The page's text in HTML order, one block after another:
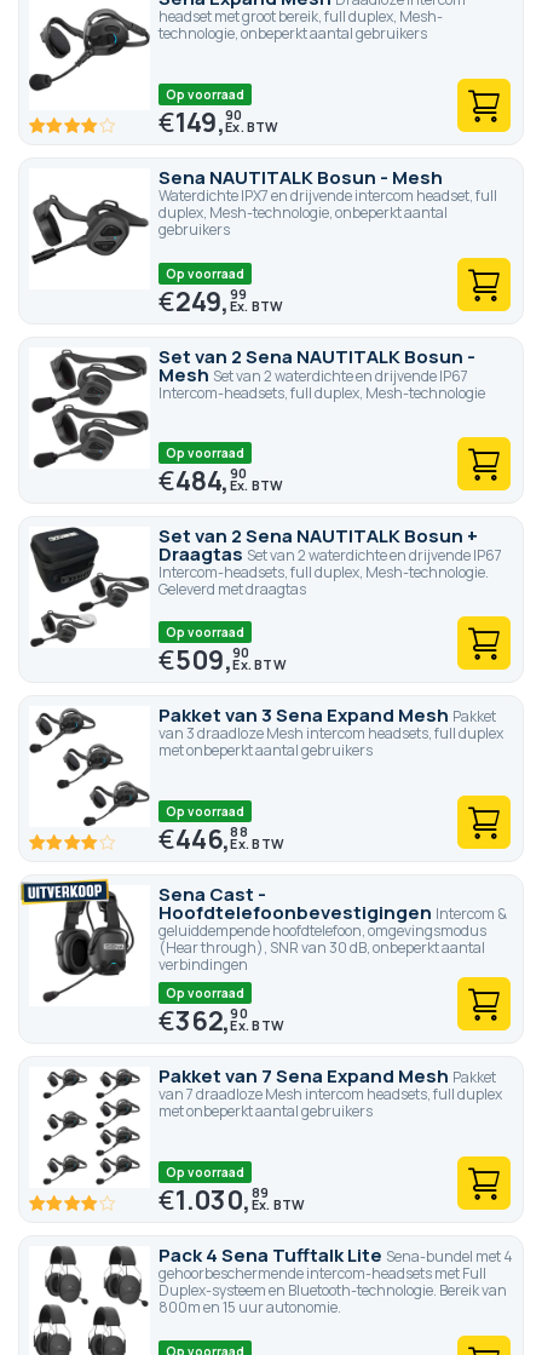
headset met groot bereik, full duplex, Mesh-
technologie, onbeperkt aantal gebruikers
80 100
Op voorraad
€149,90
Sena NAUTITALK Bosun - Mesh
Waterdichte IPX7 en drijvende intercom headset, full
duplex, Mesh-technologie, onbeperkt aantal
gebruikers
Op voorraad
€249,99
Set van 2 Sena NAUTITALK Bosun -
Mesh Set van 2 waterdichte en drijvende IP67
Intercom-headsets, full duplex, Mesh-technologie
Op voorraad
€484,90
Set van 2 Sena NAUTITALK Bosun +
Draagtas Set van 2 waterdichte en drijvende IP67
Intercom-headsets, full duplex, Mesh-technologie.
Geleverd met draagtas
Op voorraad
€509,90
Pakket van 3 Sena Expand Mesh Pakket
van 3 draadloze Mesh intercom headsets, full duplex
met onbeperkt aantal gebruikers
80 100
Op voorraad
€446,88
Sena Cast -
Hoofdtelefoonbevestigingen Intercom &
geluiddempende hoofdtelefoon, omgevingsmodus
(Hear through), SNR van 30 dB, onbeperkt aantal
verbindingen
Op voorraad
€362,90
Pakket van 7 Sena Expand Mesh Pakket
van 7 draadloze Mesh intercom headsets, full duplex
met onbeperkt aantal gebruikers
80 100
Op voorraad
€1.030,89
Pack 4 Sena Tufftalk Lite Sena-bundel met 4
gehoorbeschermende intercom-headsets met Full
Duplex-systeem en Bluetooth-technologie. Bereik van
800m en 15 uur autonomie.
Op voorraad